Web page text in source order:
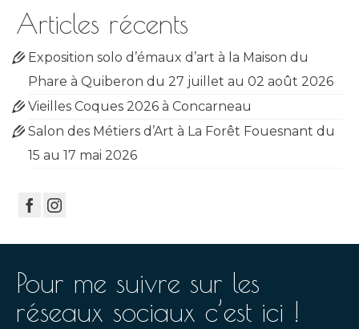
Articles récents
Exposition solo d’émaux d’art à la Maison du
Phare à Quiberon du 27 juillet au 02 août 2026
Vieilles Coques 2026 à Concarneau
Salon des Métiers d’Art à La Forêt Fouesnant du
15 au 17 mai 2026
Pour me suivre sur les
réseaux sociaux c’est ici !